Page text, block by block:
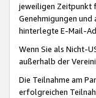
jeweiligen Zeitpunkt
Genehmigungen
hinterlegte E-Mail-
Wenn Sie als Nicht-
außerhalb der
Die Teilnahme am
erfolgreichen